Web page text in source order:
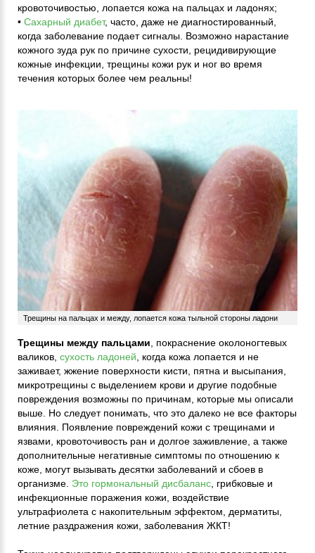
кровоточивостью, лопается кожа на пальцах и ладонях;
• Сахарный диабет, часто, даже не диагностированный,
когда заболевание подает сигналы. Возможно нарастание
кожного зуда рук по причине сухости, рецидивирующие
кожные инфекции, трещины кожи рук и ног во время
течения которых более чем реальны!
Трещины на пальцах и между, лопается кожа тыльной стороны ладони
Трещины между пальцами, покраснение околоногтевых
валиков, сухость ладоней, когда кожа лопается и не
заживает, жжение поверхности кисти, пятна и высыпания,
микротрещины с выделением крови и другие подобные
повреждения возможны по причинам, которые мы описали
выше. Но следует понимать, что это далеко не все факторы
влияния. Появление повреждений кожи с трещинами и
язвами, кровоточивость ран и долгое заживление, а также
дополнительные негативные симптомы по отношению к
коже, могут вызывать десятки заболеваний и сбоев в
организме. Это гормональный дисбаланс, грибковые и
инфекционные поражения кожи, воздействие
ультрафиолета с накопительным эффектом, дерматиты,
летние раздражения кожи, заболевания ЖКТ!